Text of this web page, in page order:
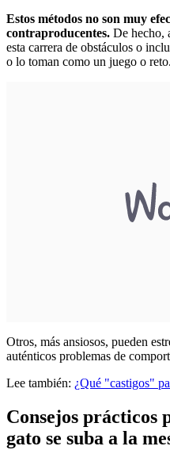
Estos métodos no son muy
contraproducentes. De hecho,
esta carrera de obstáculos o
o lo toman como un juego o reto.
Otros, más ansiosos, pueden
auténticos problemas de
Lee también: ¿Qué "castigos"
Consejos prácticos
gato se suba a la